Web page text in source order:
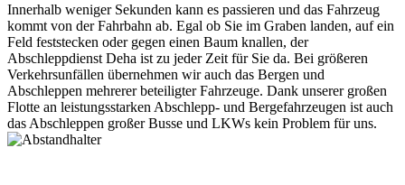
Innerhalb weniger Sekunden kann es passieren und das Fahrzeug
kommt von der Fahrbahn ab. Egal ob Sie im Graben landen, auf ein
Feld feststecken oder gegen einen Baum knallen, der
Abschleppdienst Deha ist zu jeder Zeit für Sie da. Bei größeren
Verkehrsunfällen übernehmen wir auch das Bergen und
Abschleppen mehrerer beteiligter Fahrzeuge. Dank unserer großen
Flotte an leistungsstarken Abschlepp- und Bergefahrzeugen ist auch
das Abschleppen großer Busse und LKWs kein Problem für uns.